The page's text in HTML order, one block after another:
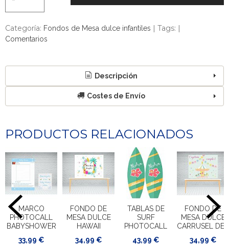
Categoría: Fondos de Mesa dulce infantiles | Tags: |
Comentarios
Descripción
Costes de Envío
PRODUCTOS RELACIONADOS
MARCO
PHOTOCALL
BABYSHOWER
33,99 €
FONDO DE
MESA DULCE
HAWAII
34,99 €
TABLAS DE
SURF
PHOTOCALL
43,99 €
FONDO DE
MESA DULCE
CARRUSEL DE...
34,99 €